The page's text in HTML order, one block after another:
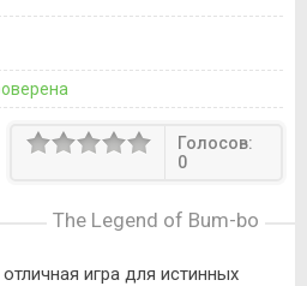
Голосов:
0
The Legend of Bum-bo
игра для истинных